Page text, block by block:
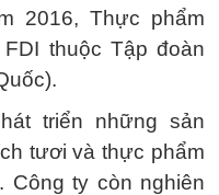
2016, Thực phẩm
thuộc Tập đoàn
triển những sản
tươi và thực phẩm
Công ty còn nghiên